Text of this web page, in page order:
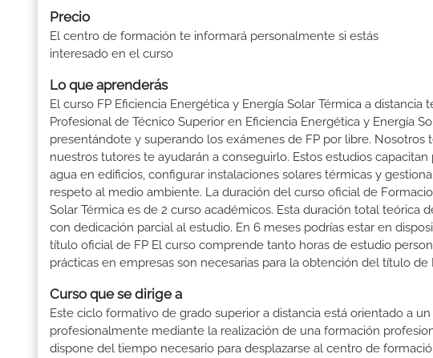
Precio
El centro de formación te informará personalmente si estás
interesado en el curso
Lo que aprenderás
El curso FP Eficiencia Energética y Energía Solar Térmica a
Profesional de Técnico Superior en Eficiencia Energética y Energía
presentándote y superando los exámenes de FP por libre.
nuestros tutores te ayudarán a conseguirlo. Estos estudios
agua en edificios, configurar instalaciones solares térmicas y
respeto al medio ambiente. La duración del curso oficial de
Solar Térmica es de 2 curso académicos. Esta duración total
con dedicación parcial al estudio. En 6 meses podrías estar en
título oficial de FP El curso comprende tanto horas de estudio
prácticas en empresas son necesarias para la obtención del título de
Curso que se dirige a
Este ciclo formativo de grado superior a distancia está orientado a
profesionalmente mediante la realización de una formación
dispone del tiempo necesario para desplazarse al centro de